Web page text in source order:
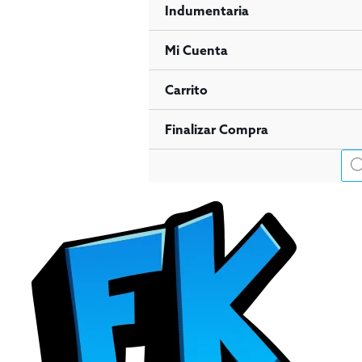
Indumentaria
Mi Cuenta
Carrito
Finalizar Compra
de